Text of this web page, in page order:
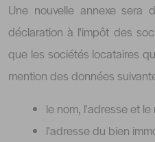
Une nouvelle annexe
déclaration à l'impôt des
que les sociétés locataires
mention des données
le nom, l'adresse et
l'adresse du bien